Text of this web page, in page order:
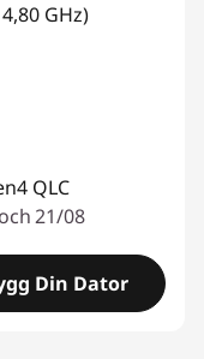
GHz)
QLC
21/08
Din Dator